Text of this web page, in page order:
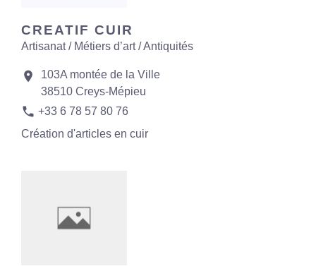
CREATIF CUIR
Artisanat / Métiers d’art / Antiquités
location_on
103A montée de la Ville
38510 Creys-Mépieu
phone +33 6 78 57 80 76
Création d'articles en cuir